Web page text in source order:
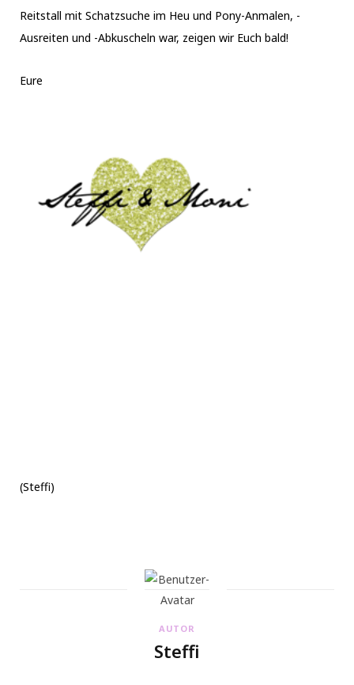
Reitstall mit Schatzsuche im Heu und Pony-Anmalen, -
Ausreiten und -Abkuscheln war, zeigen wir Euch bald!
Eure
(Steffi)
AUTOR
Steffi